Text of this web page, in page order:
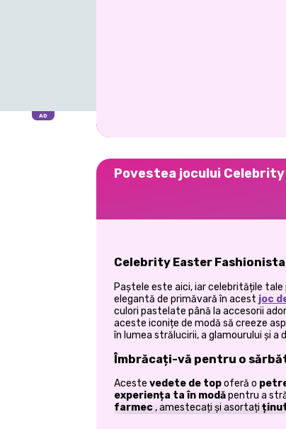
Povestea jocului
Celebrity Easter
Paștele este aici, iar celebritățile
elegantă de primăvară în acest joc
culori pastelate până la accesorii
aceste iconițe de modă să creeze
în lumea strălucirii, a glamourului și a
Îmbrăcați-vă pentru o
Aceste vedete de topoferă o
experiența ta în modăpentru a
farmec, amestecați și asortați